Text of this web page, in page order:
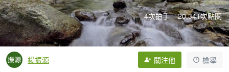
4次拍手 20,341次點閱
楊振源 關注他 檢舉